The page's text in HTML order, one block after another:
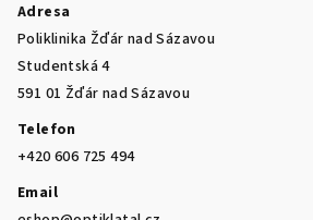
Adresa
Poliklinika Žďár nad Sázavou
Studentská 4
591 01 Žďár nad Sázavou
Telefon
+420 606 725 494
Email